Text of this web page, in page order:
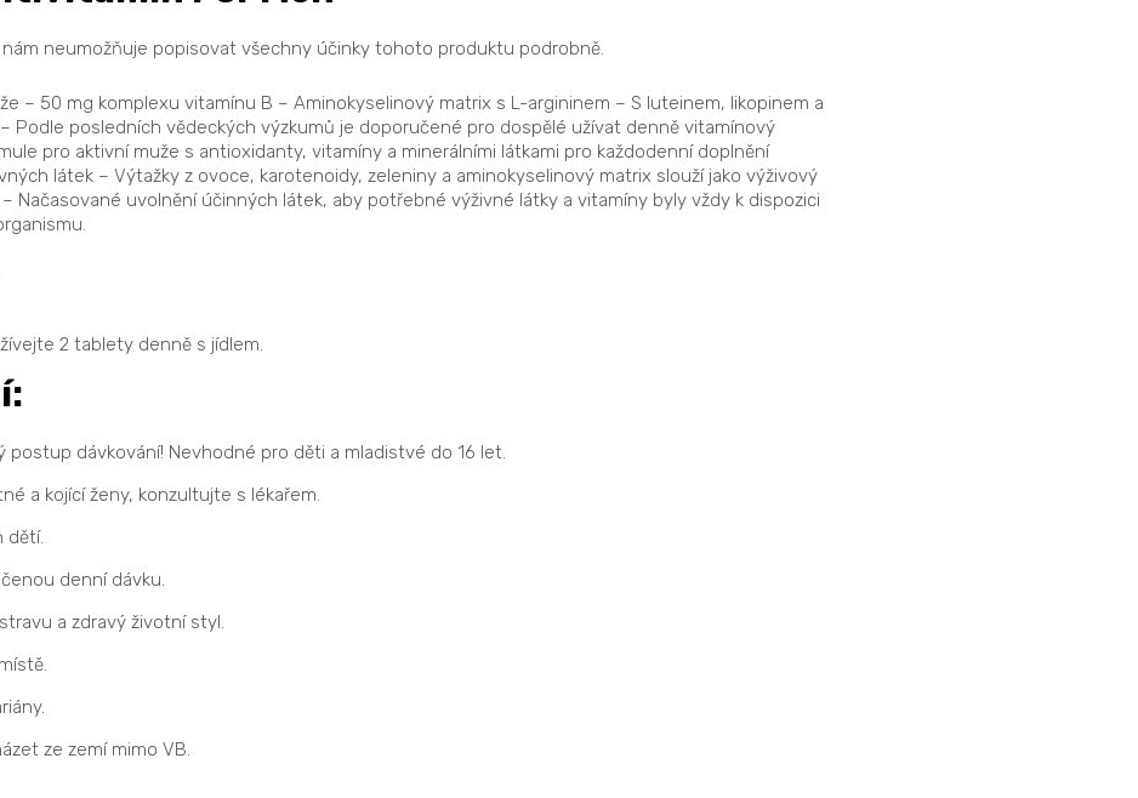
nám neumožňuje popisovat všechny účinky tohoto produktu podrobně.
– 50 mg komplexu vitamínu B – Aminokyselinový matrix s L-argininem – S luteinem, likopinem a
Podle posledních vědeckých výzkumů je doporučené pro dospělé užívat denně vitamínový
pro aktivní muže s antioxidanty, vitamíny a minerálními látkami pro každodenní doplnění
látek – Výtažky z ovoce, karotenoidy, zeleniny a aminokyselinový matrix slouží jako výživový
Načasované uvolnění účinných látek, aby potřebné výživné látky a vitamíny byly vždy k dispozici
2 tablety denně s jídlem.
postup dávkování! Nevhodné pro děti a mladistvé do 16 let.
a kojící ženy, konzultujte s lékařem.
dětí.
denní dávku.
a zdravý životní styl.
ze zemí mimo VB.